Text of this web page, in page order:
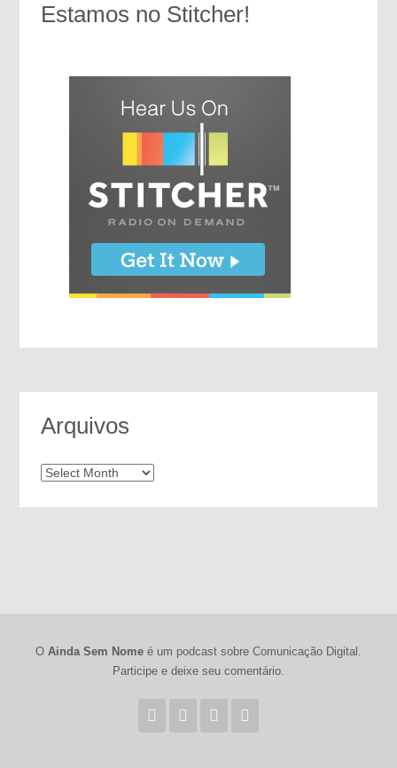
Estamos no Stitcher!
Arquivos
Arquivos
O Ainda Sem Nomeé um podcast sobre Comunicação Digital.
Participe e deixe seu comentário.